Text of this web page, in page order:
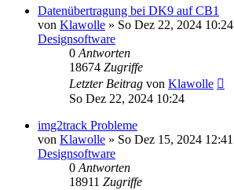
Datenübertragung bei DK9 auf CB1
von Klawolle » So Dez 22, 2024 10:24
Designsoftware
0 Antworten
18674 Zugriffe
Letzter Beitrag von Klawolle
So Dez 22, 2024 10:24
img2track Probleme
von Klawolle » So Dez 15, 2024 12:41
Designsoftware
0 Antworten
18911 Zugriffe